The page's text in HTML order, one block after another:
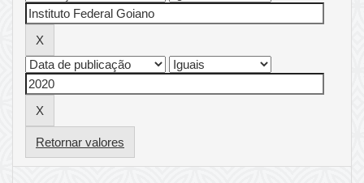
Retornar valores